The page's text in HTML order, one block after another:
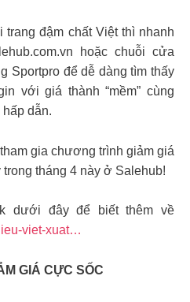
đậm chất Việt thì nhanh
hoặc chuỗi cửa
Sportpro để dễ dàng tìm thấy
với giá thành “mềm” cùng
dẫn.
gia chương trình giảm giá
tháng 4 này ở Salehub!
dưới đây để biết thêm về
viet-xuat…
GIÁ CỰC SỐC